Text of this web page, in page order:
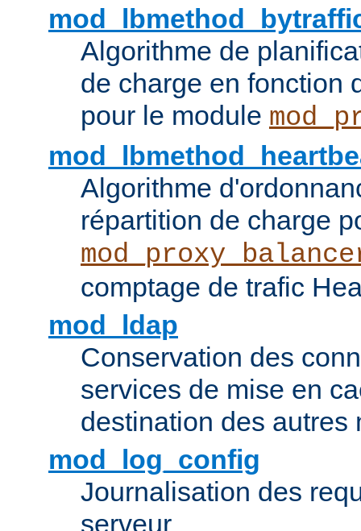
Algorithme de
de charge en fonction
pour le module
Algorithme
répartition de charge
comptage de trafic
mod_ldap
Conservation des
services de mise en
destination des autres
mod_log_config
Journalisation des
serveur